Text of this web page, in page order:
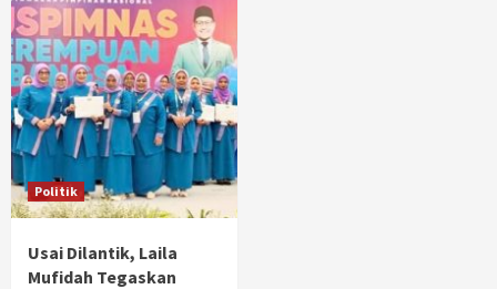
Politik
Usai Dilantik, Laila
Mufidah Tegaskan